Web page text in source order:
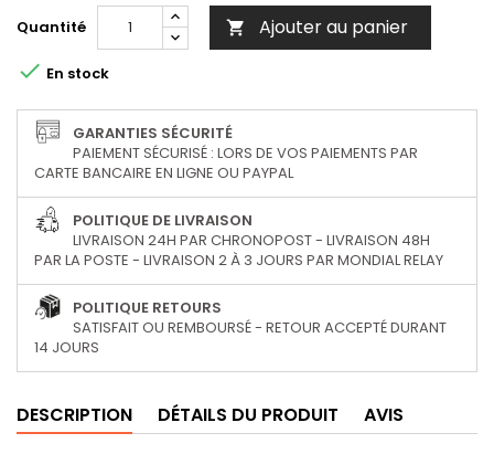
Quantité  Ajouter au panier
 En stock
GARANTIES SÉCURITÉ
PAIEMENT SÉCURISÉ : LORS DE VOS PAIEMENTS PAR
CARTE BANCAIRE EN LIGNE OU PAYPAL
POLITIQUE DE LIVRAISON
LIVRAISON 24H PAR CHRONOPOST - LIVRAISON 48H
PAR LA POSTE - LIVRAISON 2 À 3 JOURS PAR MONDIAL RELAY
POLITIQUE RETOURS
SATISFAIT OU REMBOURSÉ - RETOUR ACCEPTÉ DURANT
14 JOURS
DESCRIPTION DÉTAILS DU PRODUIT AVIS